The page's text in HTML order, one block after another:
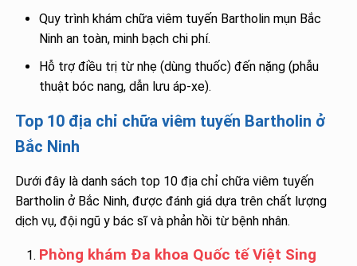
Quy trình khám chữa viêm tuyến Bartholin mụn Bắc
Ninh an toàn, minh bạch chi phí.
Hỗ trợ điều trị từ nhẹ (dùng thuốc) đến nặng (phẫu
thuật bóc nang, dẫn lưu áp-xe).
Top 10 địa chỉ chữa viêm tuyến Bartholin ở
Bắc Ninh
Dưới đây là danh sách top 10 địa chỉ chữa viêm tuyến
Bartholin ở Bắc Ninh, được đánh giá dựa trên chất lượng
dịch vụ, đội ngũ y bác sĩ và phản hồi từ bệnh nhân.
Phòng khám Đa khoa Quốc tế Việt Sing